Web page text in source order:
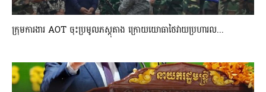
ក្រុមការងារ AOT ចុះប្រមូលភស្តុតាង ក្រោយយោធាថៃវាយប្រហារល...